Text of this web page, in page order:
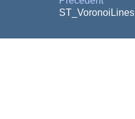
ST_VoronoiLines